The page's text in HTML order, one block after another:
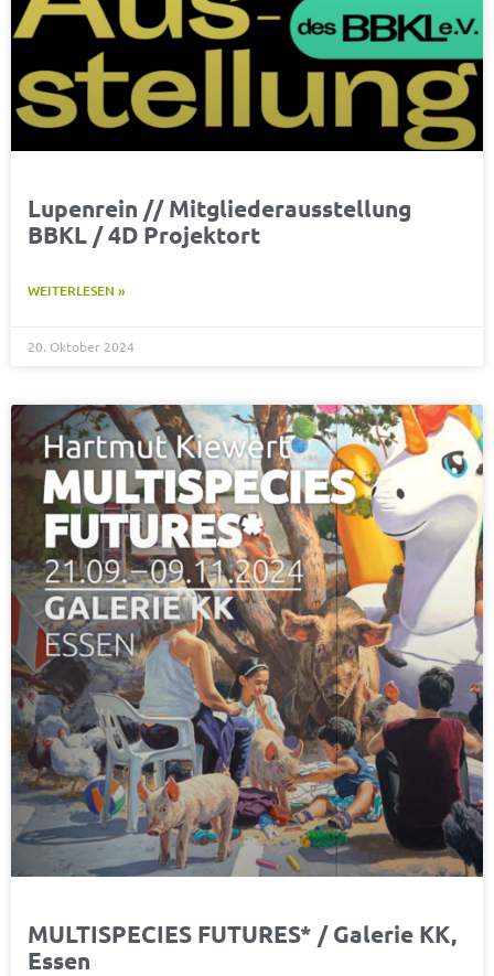
Lupenrein // Mitgliederausstellung
BBKL / 4D Projektort
WEITERLESEN »
20. Oktober 2024
MULTISPECIES FUTURES* / Galerie KK,
Essen